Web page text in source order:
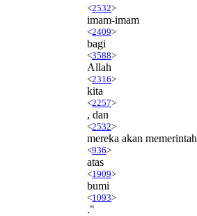
<2532>
imam-imam
<2409>
bagi
<3588>
Allah
<2316>
kita
<2257>
, dan
<2532>
mereka akan memerintah
<936>
atas
<1909>
bumi
<1093>
."